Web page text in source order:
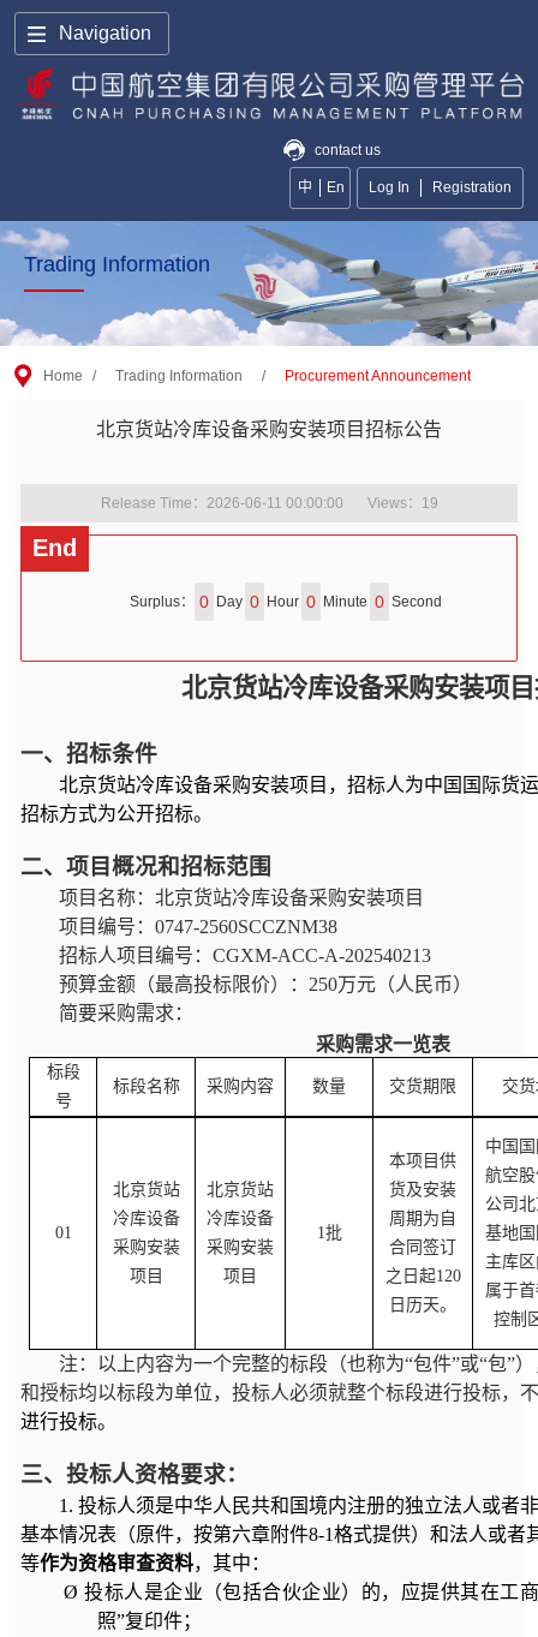
Navigation
contact us
中 En Log In Registration
Trading Information
Home / Trading Information / Procurement Announcement
北京货站冷库设备采购安装项目招标公告
Release Time：2026-06-11 00:00:00 Views： 19
End
Surplus： 0 Day 0 Hour 0 Minute 0 Second
北京货站冷库设备采购安装项
一、招标条件
北京货站冷库设备采购安装项目，招标人为中国国际货
招标方式为公开招标。
二、项目概况和招标范围
项目名称：北京货站冷库设备采购安装项目
项目编号： 0747-2560SCCZNM38
招标人项目编号： CGXM-ACC-A-202540213
预算金额（最高投标限价）： 250万元（人民币）
简要采购需求：
采购需求一览表
标段
号
标段名称 采购内容 数量 交货期限 交
01
北京货站
冷库设备
采购安装
项目
北京货站
冷库设备
采购安装
项目
1 批
本项目供
货及安装
周期为自
合同签订
之日起120
日历天。
中国
航空
公司
基地
主库
属于
控制
注：以上内容为一个完整的标段（也称为“包件”或“包”
和授标均以标段为单位，投标人必须就整个标段进行投标，
进行投标。
三、投标人资格要求：
1. 投标人须是中华人民共和国境内注册的独立法人或者
基本情况表（原件，按第六章附件8-1格式提供）和法人或者
等作为资格审查资料，其中：
Ø 投标人是企业（包括合伙企业）的，应提供其在工
照”复印件；